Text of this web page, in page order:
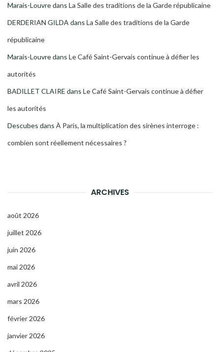
Marais-Louvredans La Salle des traditions de la Garde républicaine
DERDERIAN GILDA dans La Salle des traditions de la Garde
républicaine
Marais-Louvredans Le Café Saint-Gervais continue à défier les
autorités
BADILLET CLAIRE dans Le Café Saint-Gervais continue à défier
les autorités
Descubes dans À Paris, la multiplication des sirènes interroge :
combien sont réellement nécessaires ?
ARCHIVES
août 2026
juillet 2026
juin 2026
mai 2026
avril 2026
mars 2026
février 2026
janvier 2026